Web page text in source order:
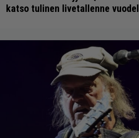
katso tulinen livetallenne